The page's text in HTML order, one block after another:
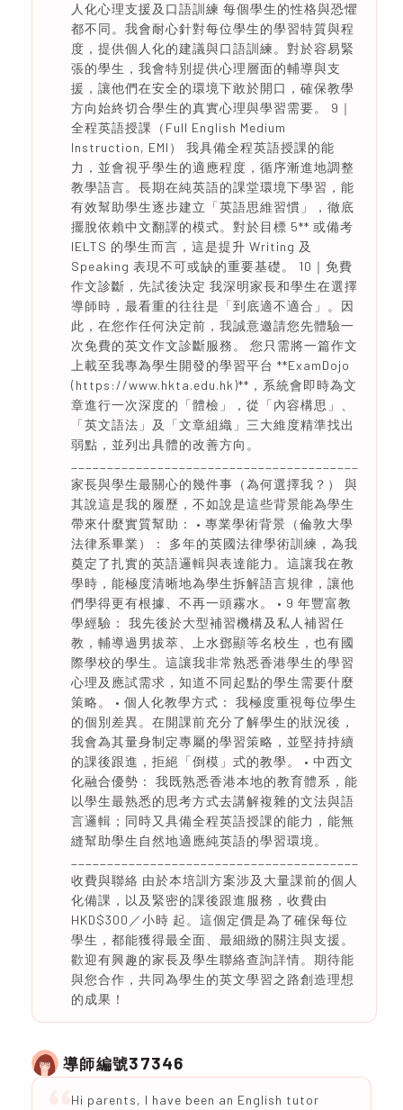
人化心理支援及口語訓練 每個學生的性格與恐懼
都不同。我會耐心針對每位學生的學習特質與程
度，提供個人化的建議與口語訓練。對於容易緊
張的學生，我會特別提供心理層面的輔導與支
援，讓他們在安全的環境下敢於開口，確保教學
方向始終切合學生的真實心理與學習需要。 9｜
全程英語授課（Full English Medium
Instruction, EMI） 我具備全程英語授課的能
力，並會視乎學生的適應程度，循序漸進地調整
教學語言。長期在純英語的課堂環境下學習，能
有效幫助學生逐步建立「英語思維習慣」，徹底
擺脫依賴中文翻譯的模式。對於目標 5** 或備考
IELTS 的學生而言，這是提升 Writing 及
Speaking 表現不可或缺的重要基礎。 10｜免費
作文診斷，先試後決定 我深明家長和學生在選擇
導師時，最看重的往往是「到底適不適合」。因
此，在您作任何決定前，我誠意邀請您先體驗一
次免費的英文作文診斷服務。 您只需將一篇作文
上載至我專為學生開發的學習平台 **ExamDojo
(https://www.hkta.edu.hk)**，系統會即時為文
章進行一次深度的「體檢」，從「內容構思」、
「英文語法」及「文章組織」三大維度精準找出
弱點，並列出具體的改善方向。
家長與學生最關心的幾件事（為何選擇我？） 與
其說這是我的履歷，不如說是這些背景能為學生
帶來什麼實質幫助： • 專業學術背景（倫敦大學
法律系畢業）： 多年的英國法律學術訓練，為我
奠定了扎實的英語邏輯與表達能力。這讓我在教
學時，能極度清晰地為學生拆解語言規律，讓他
們學得更有根據、不再一頭霧水。 • 9 年豐富教
學經驗： 我先後於大型補習機構及私人補習任
教，輔導過男拔萃、上水鄧顯等名校生，也有國
際學校的學生。這讓我非常熟悉香港學生的學習
心理及應試需求，知道不同起點的學生需要什麼
策略。 • 個人化教學方式： 我極度重視每位學生
的個別差異。在開課前充分了解學生的狀況後，
我會為其量身制定專屬的學習策略，並堅持持續
的課後跟進，拒絕「倒模」式的教學。 • 中西文
化融合優勢： 我既熟悉香港本地的教育體系，能
以學生最熟悉的思考方式去講解複雜的文法與語
言邏輯；同時又具備全程英語授課的能力，能無
縫幫助學生自然地適應純英語的學習環境。
收費與聯絡 由於本培訓方案涉及大量課前的個人
化備課，以及緊密的課後跟進服務，收費由
HKD$300／小時 起。這個定價是為了確保每位
學生，都能獲得最全面、最細緻的關注與支援。
歡迎有興趣的家長及學生聯絡查詢詳情。期待能
與您合作，共同為學生的英文學習之路創造理想
的成果！
導師編號37346
Hi parents, I have been an English tutor